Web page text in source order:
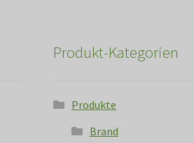
Produkt-Kategorien
Produkte
Brand